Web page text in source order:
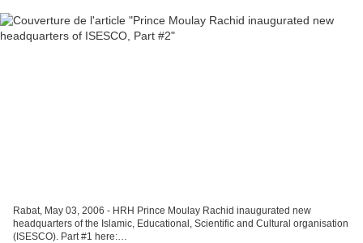
Rabat, May 03, 2006 - HRH Prince Moulay Rachid inaugurated new
headquarters of the Islamic, Educational, Scientific and Cultural organisation
(ISESCO). Part #1 here: